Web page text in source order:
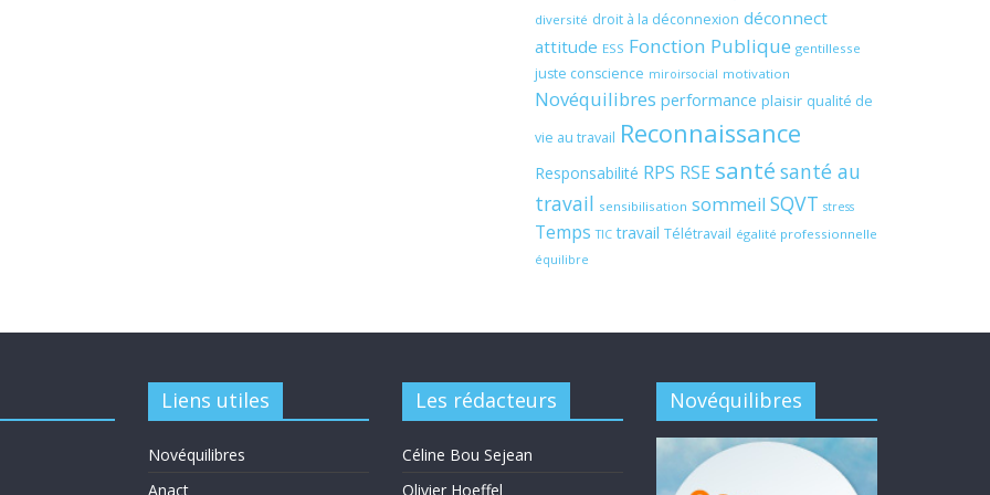
diversité droit à la déconnexion déconnect
attitude ESS Fonction Publique gentillesse
juste conscience miroirsocial motivation
Novéquilibres performance plaisir qualité de
vie au travail Reconnaissance
Responsabilité RPS RSE santé santé au
travail sensibilisation sommeil SQVT stress
Temps TIC travail Télétravail égalité professionnelle
équilibre
Liens utiles
Novéquilibres
Anact
Les rédacteurs
Céline Bou Sejean
Olivier Hoeffel
Novéquilibres